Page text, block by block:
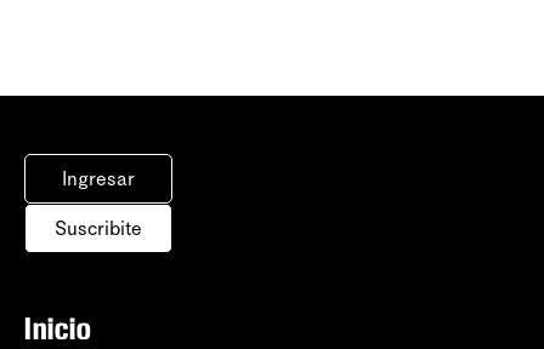
Ingresar
Suscribite
Inicio